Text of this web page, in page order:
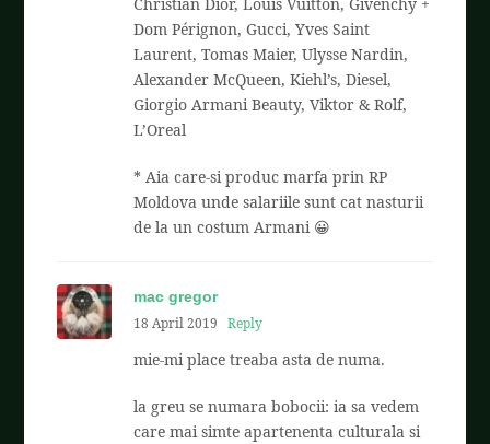
Dom Pérignon, Gucci, Yves Saint
Laurent, Tomas Maier, Ulysse Nardin,
Alexander McQueen, Kiehl’s, Diesel,
Giorgio Armani Beauty, Viktor & Rolf,
L’Oreal
* Aia care-si produc marfa prin RP
Moldova unde salariile sunt cat nasturii
de la un costum Armani 😀
mac gregor
18 April 2019
Reply
mie-mi place treaba asta de numa.
la greu se numara bobocii: ia sa vedem
care mai simte apartenenta culturala si